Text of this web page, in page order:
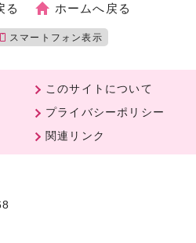
る ホームへ戻る
スマートフォン表示
このサイトについて
プライバシーポリシー
関連リンク